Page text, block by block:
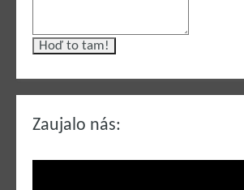
Zaujalo nás: